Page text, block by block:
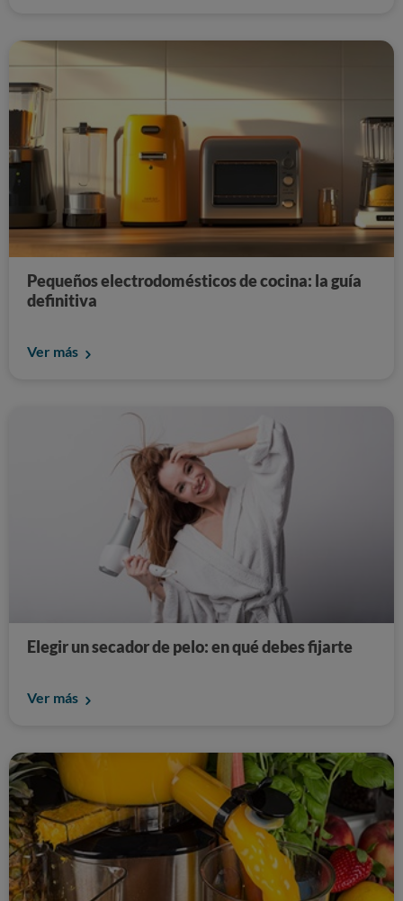
Pequeños electrodomésticos de cocina: la guía
definitiva
Ver más
Elegir un secador de pelo: en qué debes fijarte
Ver más